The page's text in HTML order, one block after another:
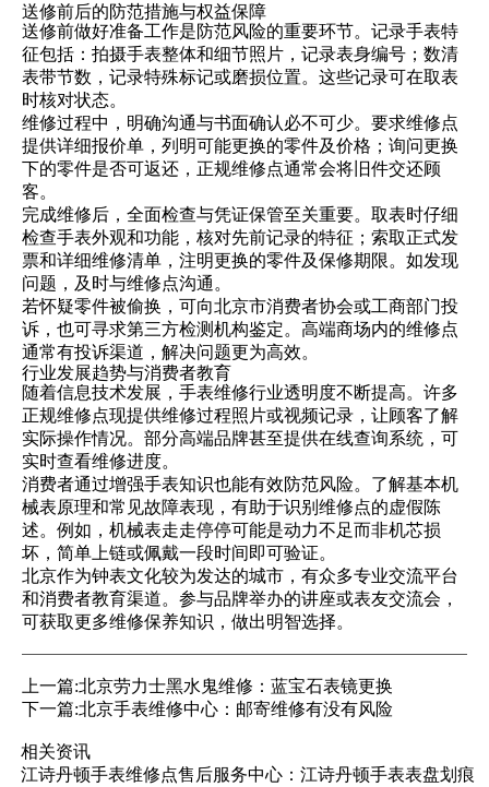
送修前后的防范措施与权益保障
送修前做好准备工作是防范风险的重要环节。记录手表特
征包括：拍摄手表整体和细节照片，记录表身编号；数清
表带节数，记录特殊标记或磨损位置。这些记录可在取表
时核对状态。
维修过程中，明确沟通与书面确认必不可少。要求维修点
提供详细报价单，列明可能更换的零件及价格；询问更换
下的零件是否可返还，正规维修点通常会将旧件交还顾
客。
完成维修后，全面检查与凭证保管至关重要。取表时仔细
检查手表外观和功能，核对先前记录的特征；索取正式发
票和详细维修清单，注明更换的零件及保修期限。如发现
问题，及时与维修点沟通。
若怀疑零件被偷换，可向北京市消费者协会或工商部门投
诉，也可寻求第三方检测机构鉴定。高端商场内的维修点
通常有投诉渠道，解决问题更为高效。
行业发展趋势与消费者教育
随着信息技术发展，手表维修行业透明度不断提高。许多
正规维修点现提供维修过程照片或视频记录，让顾客了解
实际操作情况。部分高端品牌甚至提供在线查询系统，可
实时查看维修进度。
消费者通过增强手表知识也能有效防范风险。了解基本机
械表原理和常见故障表现，有助于识别维修点的虚假陈
述。例如，机械表走走停停可能是动力不足而非机芯损
坏，简单上链或佩戴一段时间即可验证。
北京作为钟表文化较为发达的城市，有众多专业交流平台
和消费者教育渠道。参与品牌举办的讲座或表友交流会，
可获取更多维修保养知识，做出明智选择。
上一篇:北京劳力士黑水鬼维修：蓝宝石表镜更换
下一篇:北京手表维修中心：邮寄维修有没有风险
相关资讯
江诗丹顿手表维修点售后服务中心：江诗丹顿手表表盘划痕